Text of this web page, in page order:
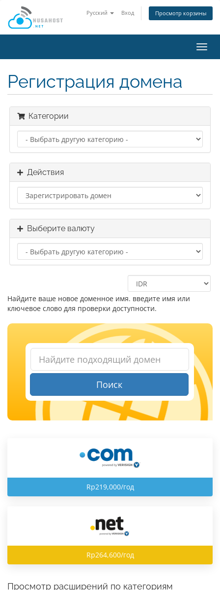
Русский Вход Просмотр корзины
Регистрация домена
Категории
Действия
Выберите валюту
Найдите ваше новое доменное имя. введите имя или
ключевое слово для проверки доступности.
Поиск
Rp219,000/год
Rp264,600/год
Просмотр расширений по категориям